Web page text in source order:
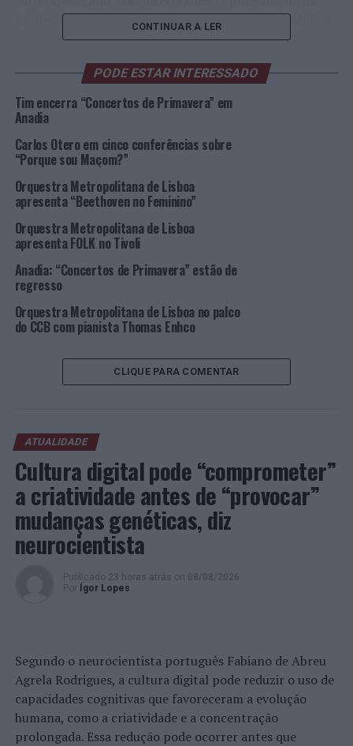
23, devido à realização da “Feira da Vinha e do Vinho”, e
o segundo, no dia 28 julho, devido às Jornadas Mundiais
anfiteatro do Vale Santo, em Anadia.
Este ciclo de espetáculos, promovido pelo Município de
do centro da cidade de Anadia nas noites de verão,
seguindo a fórmula de sucesso que alia a cultura e a
confraternização, num espaço ao ar livre, com entrada
gratuita, que dará palco a artistas e a géneros musicais
variados, capazes de agradar aos mais diversos públicos.
9 junho
16 junho– Manuel Flores
30 junho–On Off
14 julho– Orquestra Desigual da Bairrada
21 julho–Incantus
4 agosto–The Founders
11 agosto–Eletric Band
18 agosto – Ana Teresa Almeida (fado)
1 setembro– Meninos da Sacristia
8 setembro – Síndrome B
15 setembro
Robs Angels
CONTINUAR A LER
PODE ESTAR INTERESSADO
Tim encerra “Concertos de Primavera” em
Anadia
Carlos Otero em cinco conferências sobre
“Porque sou Maçom?”
Orquestra Metropolitana de Lisboa
apresenta “Beethoven no Feminino”
Orquestra Metropolitana de Lisboa
apresenta FOLK no Tivoli
Anadia: “Concertos de Primavera” estão de
regresso
Orquestra Metropolitana de Lisboa no palco
do CCB com pianista Thomas Enhco
CLIQUE PARA COMENTAR
ATUALIDADE
Cultura digital pode “comprometer”
a criatividade antes de “provocar”
mudanças genéticas, diz
neurocientista
Publicado 23 horas atrás on 08/08/2026
Por
Ígor Lopes
Segundo o neurocientista português Fabiano de Abreu
Agrela Rodrigues, a cultura digital pode reduzir o uso de
capacidades cognitivas que favoreceram a evolução
humana, como a criatividade e a concentração
prolongada. Essa redução pode ocorrer antes que